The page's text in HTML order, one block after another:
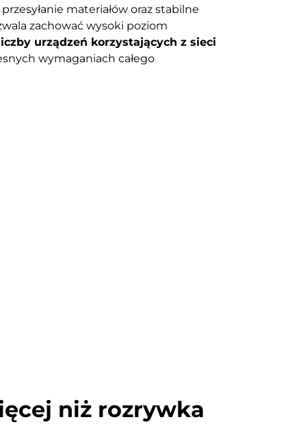
materiałów oraz stabilne
zachować wysoki poziom
urządzeń korzystających z sieci
wymaganiach całego
niż rozrywka